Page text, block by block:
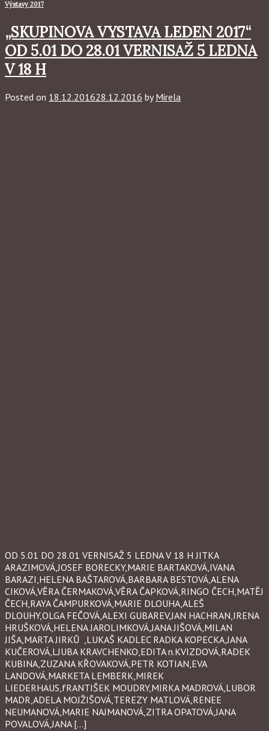
Výstavy 2017
„SKUPINOVA VYSTAVA LEDEN 2017“
OD 5.01 DO 28.01 VERNISAŽ 5 LEDNA
V 18 H
Posted on 18.12.201628.12.2016 byMirela
OD 5.01 DO 28.01 VERNISAŽ 5 LEDNA V 18 H JITKA
ARAZIMOVÁ,JOSEF BORECKY,MARIE BARTAKOVÁ,IVANA
BARAZI,HELENA BAŠTAROVÁ,BARBARA BESTOVÁ,ALENA
CIKOVÁ,VĚRA ČERMAKOVÁ,VĚRA ČAPKOVÁ,RINGO ČECH,MATĚJ
ČECH,RAYA ČAMPURKOVÁ,MARIE DLOUHA,ALEŠ
DLOUHY,OLGA FEČOVÁ,ALEXI GUBAREV,JAN HACHRAN,IRENA
HRUŠKOVÁ,HELENA JAROLIMKOVÁ,JANA JIŠOVÁ,MILAN
JIŠA,MARTA JIRKŮ ,LUKAŠ KADLEC RADKA KOPECKA,JANA
KUČEROVÁ,LJUBA KRAVCHENKO,EDITA n.KVIZDOVÁ,RADEK
KUBINA,ZUZANA KŘOVAKOVÁ,PETR KOTIAN,EVA
LANDOVÁ,MARKETA LEMBERK,MIREK
LIEDERHAUS,fRANTIŠEK MOUDRY,MIRKA MADROVÁ,LUBOR
MADR,ADELA MOJŽIŠOVÁ,TEREZY MATLOVÁ,RENEE
NEUMANOVÁ,MARIE NAJMANOVÁ,ZITRA OPATOVÁ,JANA
POVALOVÁ,JANA […]